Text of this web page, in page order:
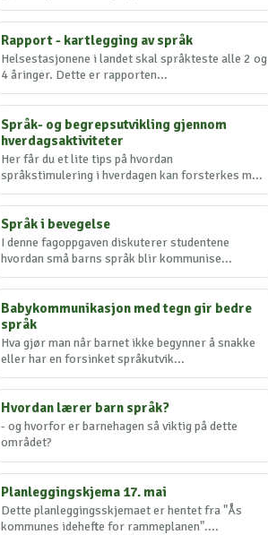
Rapport - kartlegging av språk
Helsestasjonene i landet skal språkteste alle 2 og
4 åringer. Dette er rapporten...
Språk- og begrepsutvikling gjennom
hverdagsaktiviteter
Her får du et lite tips på hvordan
språkstimulering i hverdagen kan forsterkes m...
Språk i bevegelse
I denne fagoppgaven diskuterer studentene
hvordan små barns språk blir kommunise...
Babykommunikasjon med tegn gir bedre
språk
Hva gjør man når barnet ikke begynner å snakke
eller har en forsinket språkutvik...
Hvordan lærer barn språk?
- og hvorfor er barnehagen så viktig på dette
området?
Planleggingskjema 17. mai
Dette planleggingsskjemaet er hentet fra "Ås
kommunes idehefte for rammeplanen"....